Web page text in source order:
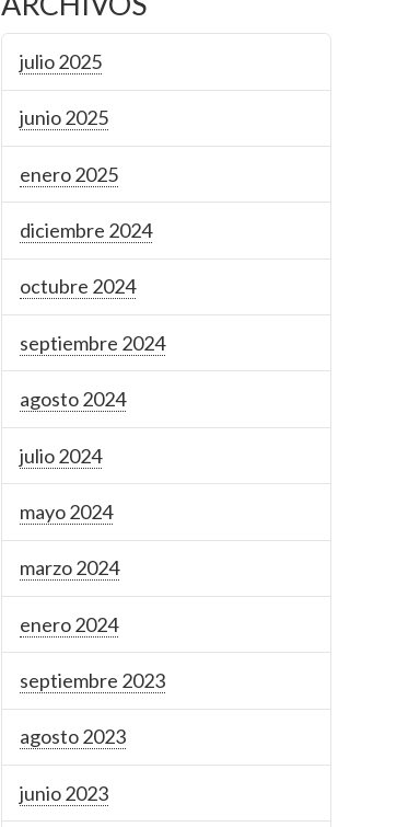
julio 2025
junio 2025
enero 2025
diciembre 2024
octubre 2024
septiembre 2024
agosto 2024
julio 2024
mayo 2024
marzo 2024
enero 2024
septiembre 2023
agosto 2023
junio 2023